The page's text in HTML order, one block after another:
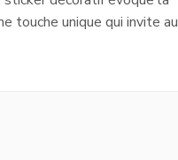
touche unique qui invite au